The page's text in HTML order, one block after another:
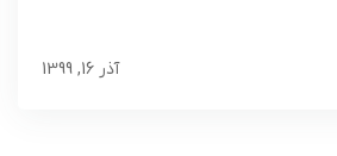
آذر 16, 1399